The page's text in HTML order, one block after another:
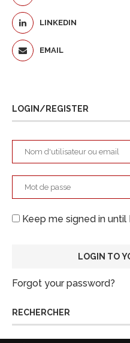
LINKEDIN
EMAIL
LOGIN/REGISTER
Keep me signed in until
Forgot your password?
RECHERCHER